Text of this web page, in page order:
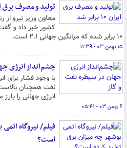
تولید و مصرف برق ایران ۱۰
کشور خبر داد و
۱۰ برابر شده که میانگین جهانی ۲.۱ است.
۱۵ بهمن ۰۳ - ۱۱:۳۹
چشم‌انداز انرژی
با وجود فشار برای
نفت همچنان
انرژی جهانی را
۶ بهمن ۰۳ - ۰۵:۴۱
فیلم/ نیروگاه
است؟